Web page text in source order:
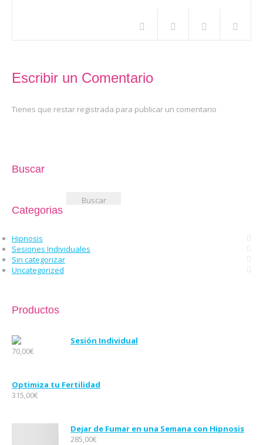
Escribir un Comentario
Tienes que restar registrada para publicar un comentario
Buscar
Categorias
Hipnosis
Sesiones Individuales
Sin categorizar
Uncategorized
Productos
Sesión Individual
70,00€
Optimiza tu Fertilidad
315,00€
Dejar de Fumar en una Semana con Hipnosis
285,00€